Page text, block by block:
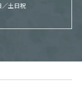
土日祝